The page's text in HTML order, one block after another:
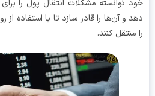
توانسته مشکلات انتقال پول را برای
و آن‌ها را قادر سازد تا با استفاده از
کنند.